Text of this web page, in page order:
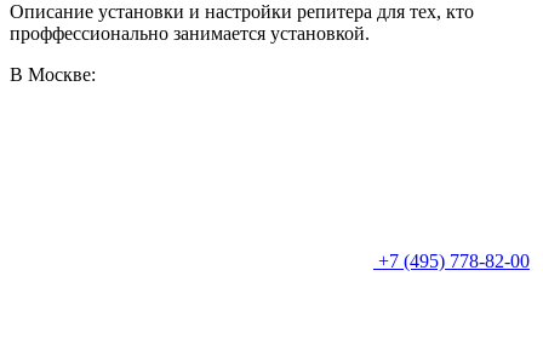
Описание установки и настройки репитера для тех, кто
проффессионально занимается установкой.
В Москве:
+7 (495) 778-82-00